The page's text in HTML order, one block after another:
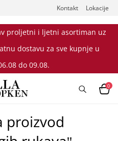
Kontakt Lokacije
proljetni i ljetni asortiman uz
dostavu za sve kupnje u
do 09.08.
0
proizvod